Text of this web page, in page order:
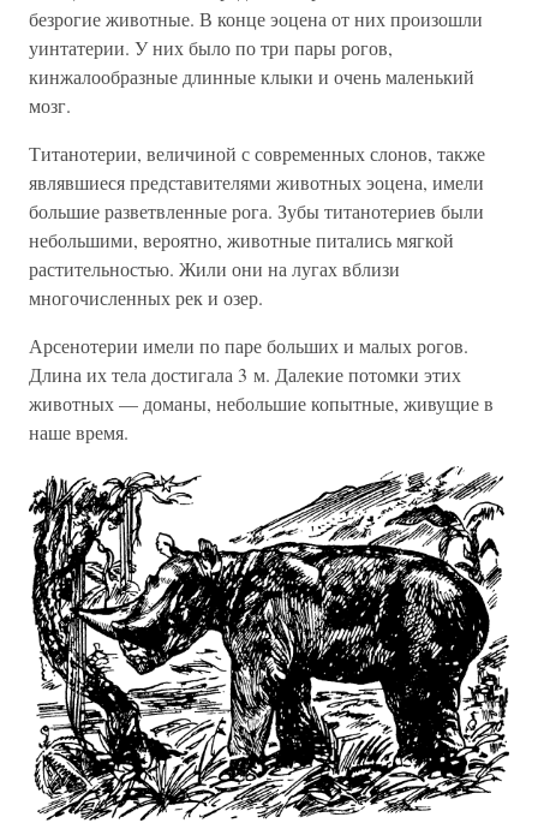
безрогие животные. В конце эоцена от них произошли
уинтатерии. У них было по три пары рогов,
кинжалообразные длинные клыки и очень маленький
мозг.
Титанотерии, величиной с современных слонов, также
являвшиеся представителями животных эоцена, имели
большие разветвленные рога. Зубы титанотериев были
небольшими, вероятно, животные питались мягкой
растительностью. Жили они на лугах вблизи
многочисленных рек и озер.
Арсенотерии имели по паре больших и малых рогов.
Длина их тела достигала 3 м. Далекие потомки этих
животных — доманы, небольшие копытные, живущие в
наше время.